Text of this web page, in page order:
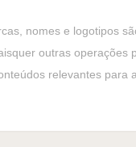
nomes e logotipos
outras operações
relevantes para